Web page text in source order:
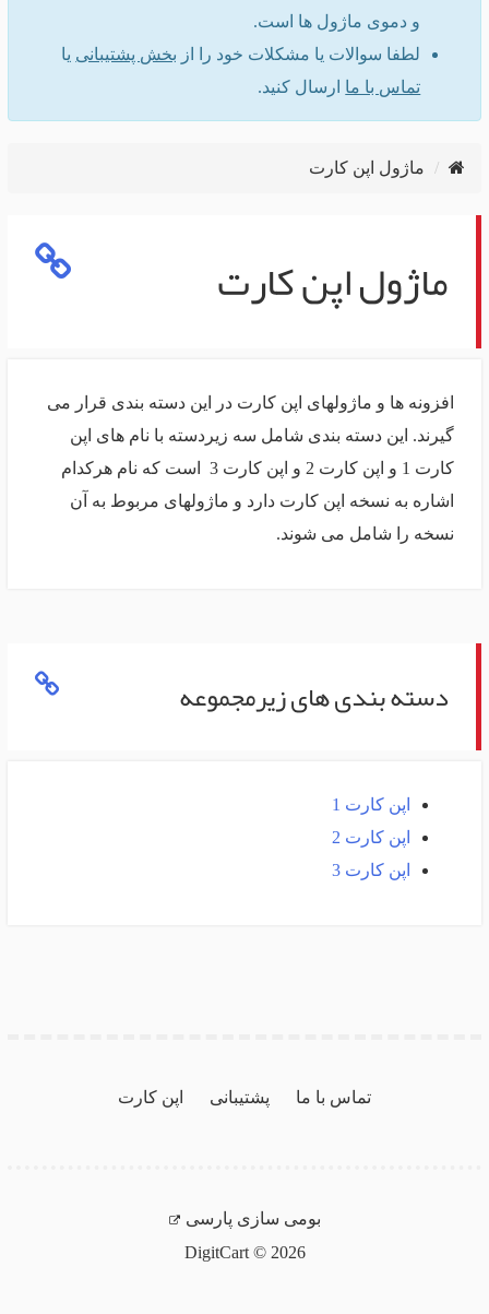
و دموی ماژول ها است.
لطفا سوالات یا مشکلات خود را از بخش پشتیبانی یا
تماس با ما ارسال کنید.
ماژول اپن کارت
ماژول اپن کارت
افزونه ها و ماژولهای اپن کارت در این دسته بندی قرار می
گیرند. این دسته بندی شامل سه زیردسته با نام های اپن
کارت 1 و اپن کارت 2 و اپن کارت 3 است که نام هرکدام
اشاره به نسخه اپن کارت دارد و ماژولهای مربوط به آن
نسخه را شامل می شوند.
دسته بندی های زیرمجموعه
اپن کارت 1
اپن کارت 2
اپن کارت 3
تماس با ما پشتیبانی اپن کارت
بومی سازی پارسی
DigitCart © 2026